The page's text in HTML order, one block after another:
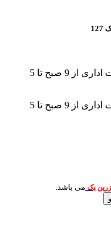
موبایل1: 09125862531 (تماس در ساعات اداری از 9 صبح تا 5
موبایل2: 09012289961 (تماس در ساعات اداری از 9 صبح تا 5
زرین پک می باشد.